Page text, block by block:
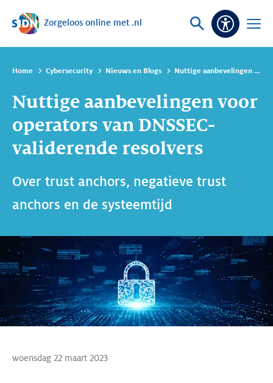
Sla navigatie over
Zorgeloos online met .nl
Vraag
Open
Home Cybersecurity Nieuws en Blogs Nuttige aanbevelingen voor operators van DNSSEC-validerende resolvers
Nuttige aanbevelingen voor
operators van DNSSEC-
validerende resolvers
Over trust anchors, negatieve trust
anchors en de systeemtijd
woensdag 22 maart 2023